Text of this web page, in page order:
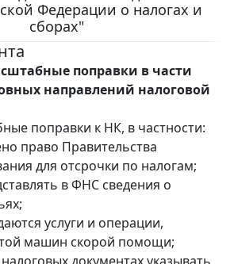
Федерации о налогах и
сборах"
поправки в части
направлений налоговой
поправки к НК, в частности:
право Правительства
для отсрочки по налогам;
в ФНС сведения о
услуги и операции,
машин скорой помощи;